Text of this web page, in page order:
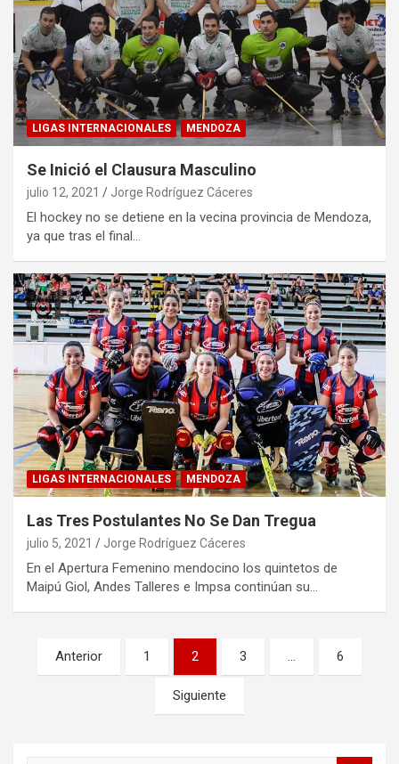
LIGAS INTERNACIONALES MENDOZA
Se Inició el Clausura Masculino
julio 12, 2021 Jorge Rodríguez Cáceres
El hockey no se detiene en la vecina provincia de Mendoza,
ya que tras el final…
LIGAS INTERNACIONALES MENDOZA
Las Tres Postulantes No Se Dan Tregua
julio 5, 2021 Jorge Rodríguez Cáceres
En el Apertura Femenino mendocino los quintetos de
Maipú Giol, Andes Talleres e Impsa continúan su…
Paginación
de
Anterior 1 2 3 … 6
Siguiente